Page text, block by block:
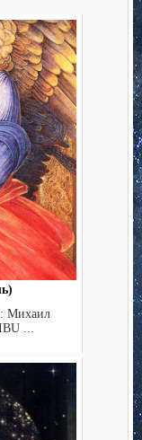
Михаил
...